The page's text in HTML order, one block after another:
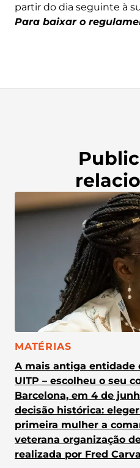
partir do dia seguinte à
Para baixar o
CATEGORIA:
MATÉRIAS
A mais antiga entidade
UITP – escolheu o seu
Barcelona, em 4 de
decisão histórica:
primeira mulher a
veterana organização
realizada por Fred